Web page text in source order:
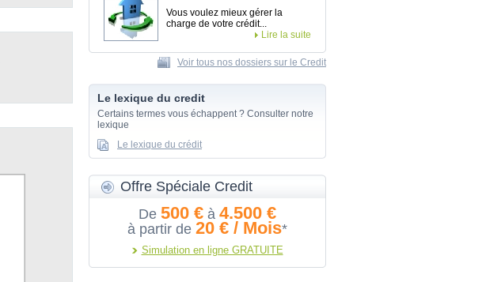
Vous voulez mieux gérer la
charge de votre crédit...
Lire la suite
Voir tous nos dossiers sur le Credit
Le lexique du credit
Certains termes vous échappent ? Consulter notre
lexique
Le lexique du crédit
Offre Spéciale Credit
De 500 € à 4.500 €
à partir de 20 € / Mois*
Simulation en ligne GRATUITE